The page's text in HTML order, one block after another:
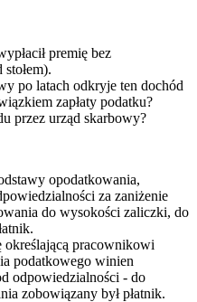
premię bez
po latach odkryje ten dochód
zapłaty podatku?
przez urząd skarbowy?
opodatkowania,
za zaniżenie
do wysokości zaliczki, do
pracownikowi
podatkowego winien
odpowiedzialności - do
zobowiązany był płatnik.